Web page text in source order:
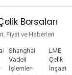
Borsaları
Fiyat ve Haberleri
Shanghai
Vadeli
İşlemler-
LME
Çelik
İnşaat